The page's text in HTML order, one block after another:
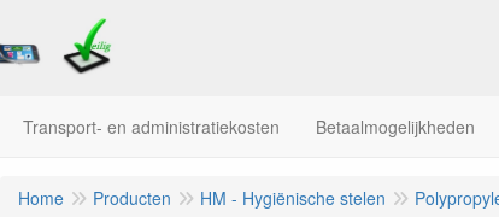
Transport- en administratiekosten Betaalmogelijkheden
Home Producten HM - Hygiënische stelen